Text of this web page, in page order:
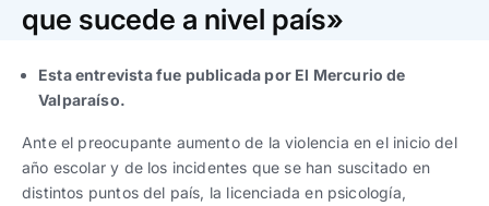
Trabaja con nosotros
Ver todo
Ver todas
Español| English
Ver todas
Español| English
progresivos de gestión
Ver todos
que sucede a nivel país»
Esta entrevista fue publicada por El Mercurio de
Valparaíso.
Ante el preocupante aumento de la violencia en el inicio del
año escolar y de los incidentes que se han suscitado en
distintos puntos del país, la licenciada en psicología,